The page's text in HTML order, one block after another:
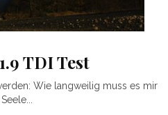
TDI Test
Wie langweilig muss es mir